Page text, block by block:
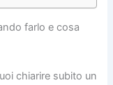
farlo e cosa
chiarire subito un